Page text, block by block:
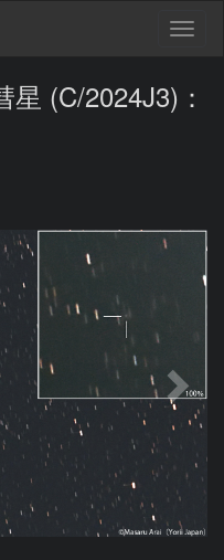
(C/2024J3)：